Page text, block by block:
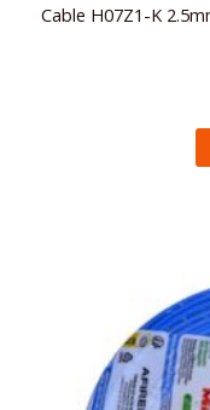
Cable H07Z1-K